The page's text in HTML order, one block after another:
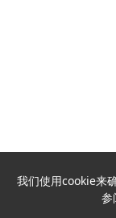
我们使用cookie来
参